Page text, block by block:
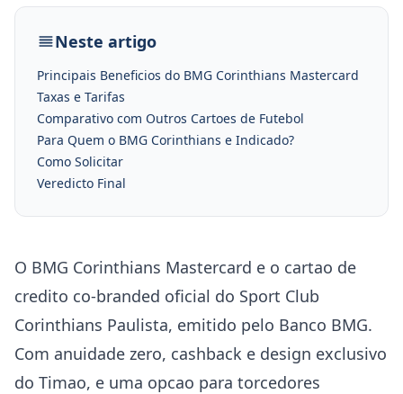
Neste artigo
Principais Beneficios do BMG Corinthians Mastercard
Taxas e Tarifas
Comparativo com Outros Cartoes de Futebol
Para Quem o BMG Corinthians e Indicado?
Como Solicitar
Veredicto Final
O BMG Corinthians Mastercard e o cartao de
credito co-branded oficial do Sport Club
Corinthians Paulista, emitido pelo Banco BMG.
Com anuidade zero, cashback e design exclusivo
do Timao, e uma opcao para torcedores